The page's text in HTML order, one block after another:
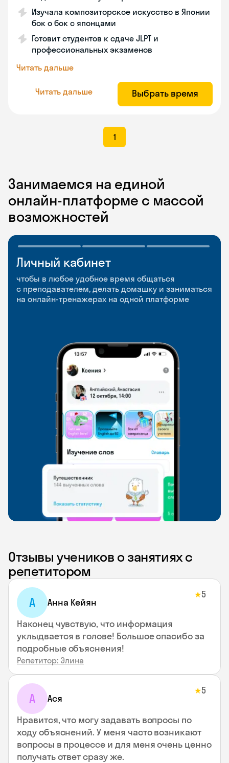
Изучала композиторское искусство в Японии
бок о бок с японцами
Готовит студентов к сдаче JLPT и
профессиональных экзаменов
Читать дальше
Читать дальше Выбрать время
1
Занимаемся на единой
онлайн-платформе с массой
возможностей
Личный кабинет
чтобы в любое удобное время общаться
с преподавателем, делать домашку и заниматься
на онлайн-тренажерах на одной платформе
Мобильное
приложение
чтобы заниматься и изучать новые слова где
и когда удобно
Разговорные клубы
и Talks
Групповые занятия для разговорной практики
и индивидуальные встречи с преподавателями
Отзывы учеников о занятиях с
репетитором
А Анна Кейян
★5
Наконец чувствую, что информация
уклыдвается в голове! Большое спасибо за
подробные объяснения!
Репетитор: Элина
А Ася
★5
Нравится, что могу задавать вопросы по
ходу объяснений. У меня часто возникают
вопросы в процессе и для меня очень ценно
получать ответ сразу же.